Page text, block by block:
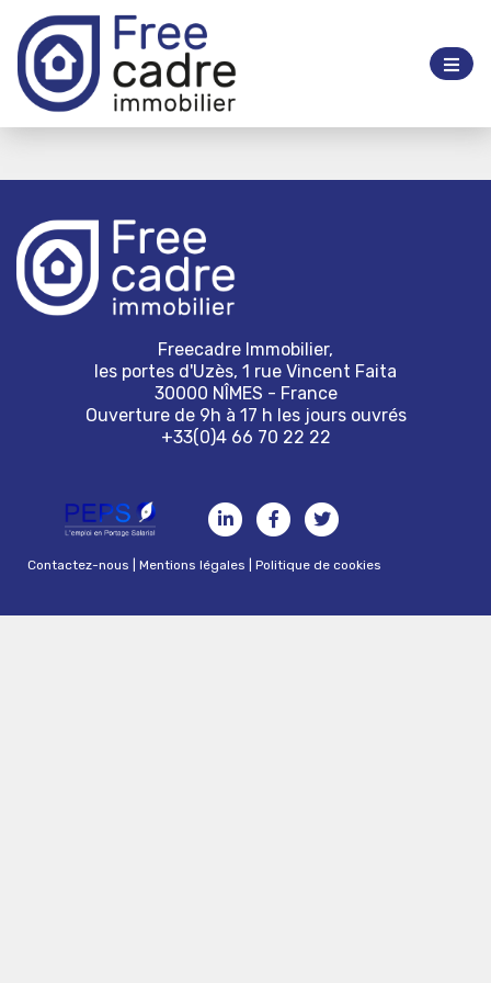
Freecadre Immobilier,
les portes d'Uzès, 1 rue Vincent Faita
30000 NÎMES - France
Ouverture de 9h à 17 h les jours ouvrés
+33(0)4 66 70 22 22
Contactez-nous |Mentions légales |Politique de cookies